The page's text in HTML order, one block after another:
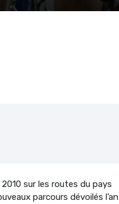
sur les routes du pays
parcours dévoilés l’an